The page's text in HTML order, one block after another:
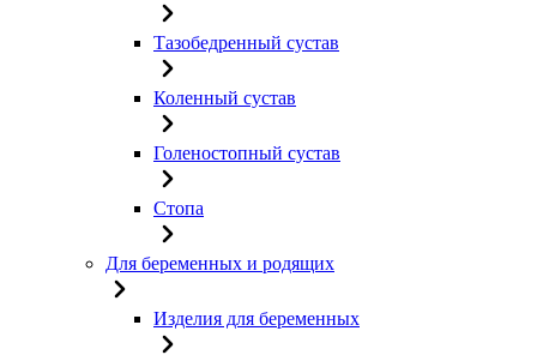
Тазобедренный сустав
Коленный сустав
Голеностопный сустав
Стопа
Для беременных и родящих
Изделия для беременных